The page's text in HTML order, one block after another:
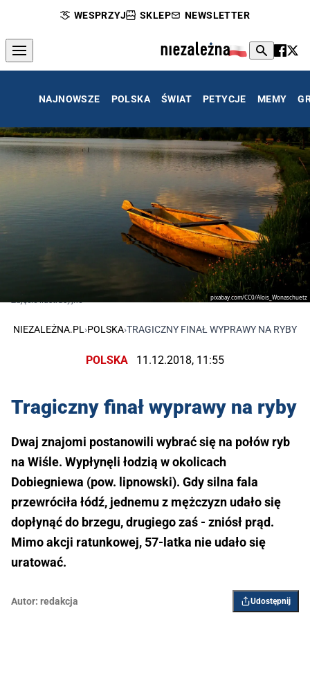
WESPRZYJ SKLEP NEWSLETTER
NAJNOWSZE POLSKA ŚWIAT PETYCJE MEMY
pixabay.com/CC0/Alois_Wonaschuetz
Zdjęcie ilustracyjne
NIEZALEŻNA.PL›POLSKA›TRAGICZNY FINAŁ WYPRAWY NA RYBY
POLSKA 11.12.2018, 11:55
Tragiczny finał wyprawy na ryby
Dwaj znajomi postanowili wybrać się na połów ryb
na Wiśle. Wypłynęli łodzią w okolicach
Dobiegniewa (pow. lipnowski). Gdy silna fala
przewróciła łódź, jednemu z mężczyzn udało się
dopłynąć do brzegu, drugiego zaś - zniósł prąd.
Mimo akcji ratunkowej, 57-latka nie udało się
uratować.
Autor: redakcja Udostępnij